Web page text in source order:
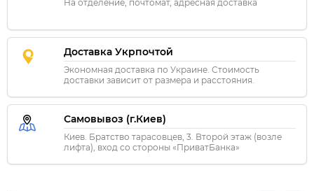
На отделение, почтомат, адресная доставка
Доставка Укрпочтой
Экономная доставка по Украине. Стоимость
доставки зависит от размера и расстояния.
Самовывоз (г.Киев)
Киев. Братство тарасовцев, 3. Второй этаж (возле
лифта), вход со стороны «ПриватБанка»